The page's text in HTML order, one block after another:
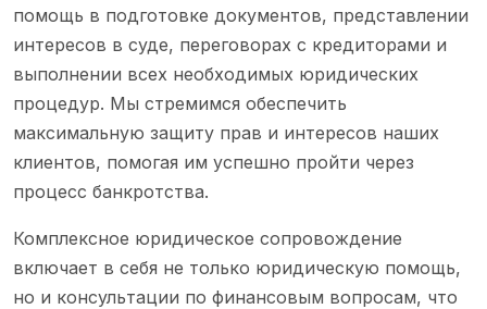
помощь в подготовке документов, представлении
интересов в суде, переговорах с кредиторами и
выполнении всех необходимых юридических
процедур. Мы стремимся обеспечить
максимальную защиту прав и интересов наших
клиентов, помогая им успешно пройти через
процесс банкротства.
Комплексное юридическое сопровождение
включает в себя не только юридическую помощь,
но и консультации по финансовым вопросам, что